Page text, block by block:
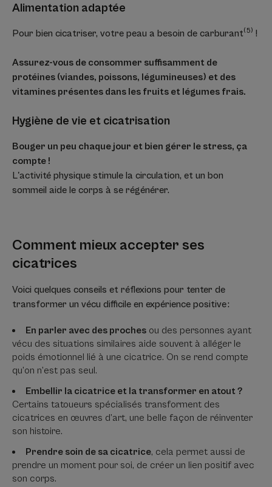
Alimentation adaptée
Pour bien cicatriser, votre peau a besoin de carburant(5) !
Assurez-vous de consommer suffisamment de
protéines (viandes, poissons, légumineuses) et des
vitamines présentes dans les fruits et légumes frais.
Hygiène de vie et cicatrisation
Bouger un peu chaque jour et bien gérer le stress, ça
compte !
L'activité physique stimule la circulation, et un bon
sommeil aide le corps à se régénérer.
Comment mieux accepter ses
cicatrices
Voici quelques conseils et réflexions pour tenter de
transformer un vécu difficile en expérience positive :
En parler avec des proches ou des personnes ayant
vécu des situations similaires aide souvent à alléger le
poids émotionnel lié à une cicatrice. On se rend compte
qu’on n’est pas seul.
Embellir la cicatrice et la transformer en atout ?
Certains tatoueurs spécialisés transforment des
cicatrices en œuvres d’art, une belle façon de réinventer
son histoire.
Prendre soin de sa cicatrice, cela permet aussi de
prendre un moment pour soi, de créer un lien positif avec
son corps.